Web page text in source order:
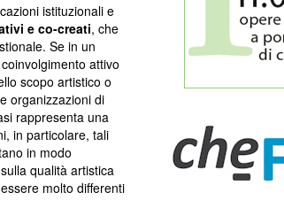
istituzionali e
e co-creati, che
Se in un
attivo
scopo artistico o
organizzazioni di
rappresenta una
in particolare, tali
in modo
qualità artistica
molto differenti